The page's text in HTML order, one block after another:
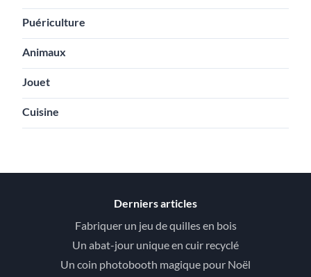
Puériculture
Animaux
Jouet
Cuisine
Derniers articles
Fabriquer un jeu de quilles en bois
Un abat-jour unique en cuir recyclé
Un coin photobooth magique pour Noël